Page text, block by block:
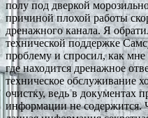
полу под дверкой
причиной плохой работы
дренажного канала. Я
технической поддержке
проблему и спросил, как
где находится дренажное
техническое обслуживание
очистку, ведь в документах
информации не содержится.